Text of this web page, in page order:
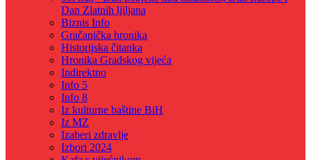
Dan Zlatnih ljiljana
Biznis Info
Gračanička hronika
Historijska čitanka
Hronika Gradskog vijeća
Indirektno
Info 5
Info 8
Iz kulturne baštine BiH
Iz MZ
Izaberi zdravlje
Izbori 2024